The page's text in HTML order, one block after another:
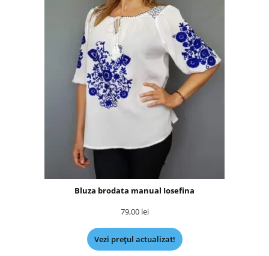
Bluza brodata manual Iosefina
79,00 lei
Vezi prețul actualizat!